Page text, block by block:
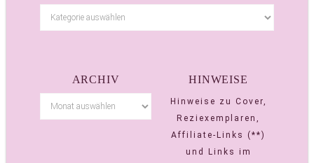
ARCHIV HINWEISE
Hinweise zu Cover,
Reziexemplaren,
Affiliate-Links (**)
und Links im